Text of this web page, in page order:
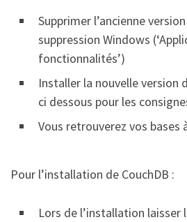
Supprimer l’ancienne
suppression Windows
fonctionnalités’)
Installer la nouvelle version
ci dessous pour les
Vous retrouverez vos bases
Pour l’installation de CouchDB :
Lors de l’installation laisser